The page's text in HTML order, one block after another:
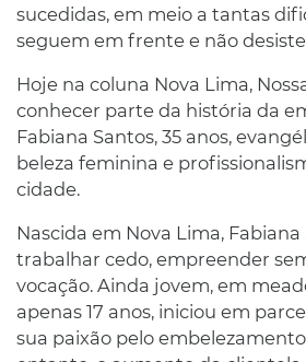
sucedidas, em meio a tantas
seguem em frente e não
Hoje na coluna Nova Lima,
conhecer parte da história da
Fabiana Santos, 35 anos,
beleza feminina e
cidade.
Nascida em Nova Lima,
trabalhar cedo, empreender
vocação. Ainda jovem, em
apenas 17 anos, iniciou em
sua paixão pelo